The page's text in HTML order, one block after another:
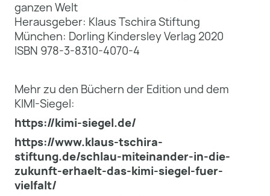
ganzen Welt
Herausgeber: Klaus Tschira Stiftung
München: Dorling Kindersley Verlag 2020
ISBN 978-3-8310-4070-4
Mehr zu den Büchern der Edition und dem
KIMI-Siegel:
https://kimi-siegel.de/
https://www.klaus-tschira-
stiftung.de/schlau-miteinander-in-die-
zukunft-erhaelt-das-kimi-siegel-fuer-
vielfalt/